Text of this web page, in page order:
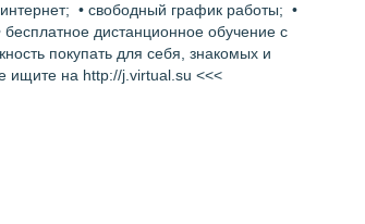
• свободный график работы; •
дистанционное обучение с
покупать для себя, знакомых и
ищите на http://j.virtual.su <<<